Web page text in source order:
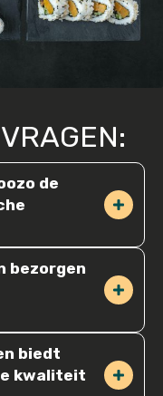
de
tot en
overheerlijke
dorpen rondom
Stiens,
bezorgen
via onze
tijdvak
19:00 of 19:00-
biedt
kwaliteit